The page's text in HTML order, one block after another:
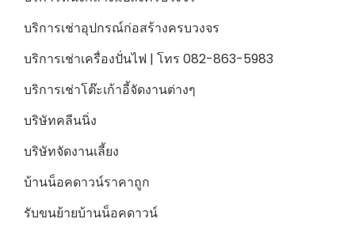
บริการเช่าอุปกรณ์ก่อสร้างครบวงจร
บริการเช่าเครื่องปั่นไฟ | โทร 082-863-5983
บริการเช่าโต๊ะเก้าอี้จัดงานต่างๆ
บริษัทคลีนนิ่ง
บริษัทจัดงานเลี้ยง
บ้านน็อคดาวน์ราคาถูก
รับขนย้ายบ้านน็อคดาวน์